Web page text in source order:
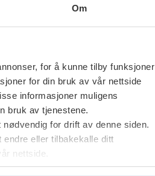
Om
for å kunne tilby funksjoner
for din bruk av vår nettside
informasjoner muligens
bruk av tjenestene.
for drift av denne siden.
eller tilbakekalle ditt
nettside.